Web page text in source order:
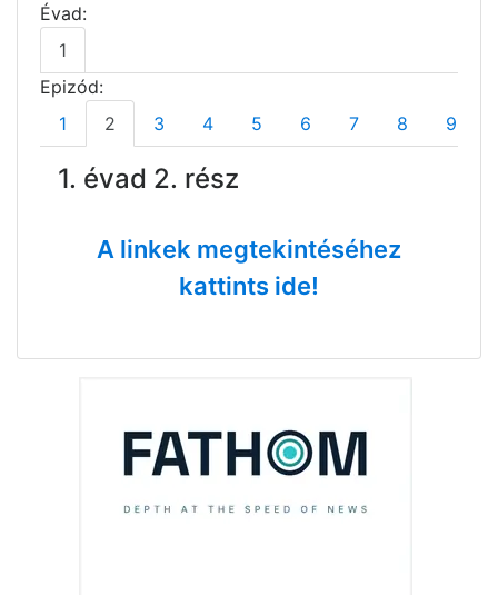
Évad:
1
Epizód:
1
2 3 4 5 6 7 8 9
1. évad 2. rész
A linkek megtekintéséhez
kattints ide!